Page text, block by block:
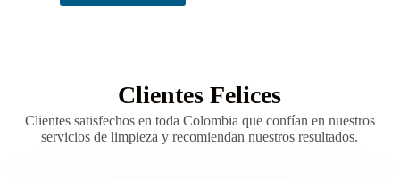
Clientes Felices
Clientes satisfechos en toda Colombia que confían en nuestros
servicios de limpieza y recomiendan nuestros resultados.